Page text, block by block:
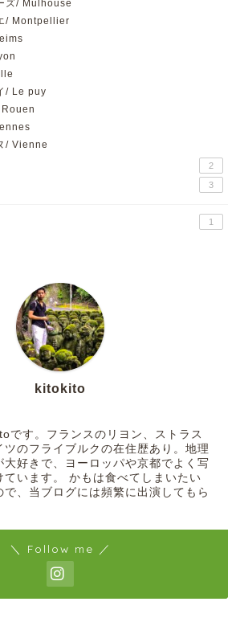
ズ/ Mulhouse
/ Montpellier
/ Le puy
Rouen
/ Vienne
2
3
1
kitokito
です。フランスのリヨン、ストラス
ツのフライブルクの在住歴あり。地理
大好きで、ヨーロッパや京都でよく写
ています。 かもは食べてしまいたい
で、当ブログには頻繁に出演してもら
＼ Follow me ／